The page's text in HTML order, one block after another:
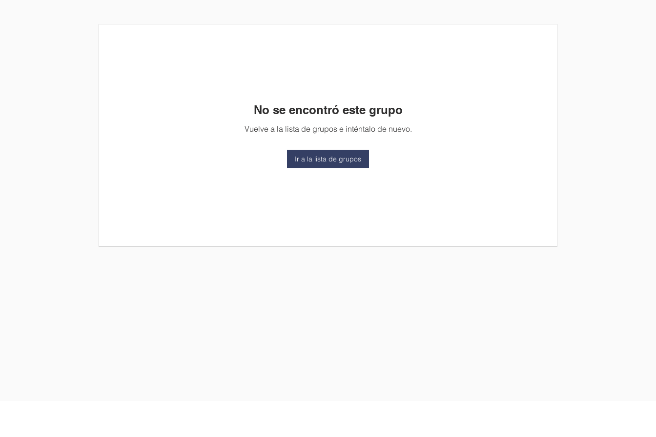
No se encontró este grupo
Vuelve a la lista de grupos e inténtalo de nuevo.
Ir a la lista de grupos